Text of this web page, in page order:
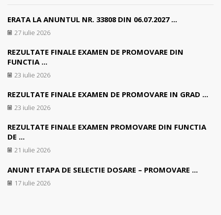
ERATA LA ANUNTUL NR. 33808 DIN 06.07.2027 ...
27 iulie 2026
REZULTATE FINALE EXAMEN DE PROMOVARE DIN
FUNCTIA ...
23 iulie 2026
REZULTATE FINALE EXAMEN DE PROMOVARE IN GRAD ...
23 iulie 2026
REZULTATE FINALE EXAMEN PROMOVARE DIN FUNCTIA
DE ...
21 iulie 2026
ANUNT ETAPA DE SELECTIE DOSARE – PROMOVARE ...
17 iulie 2026